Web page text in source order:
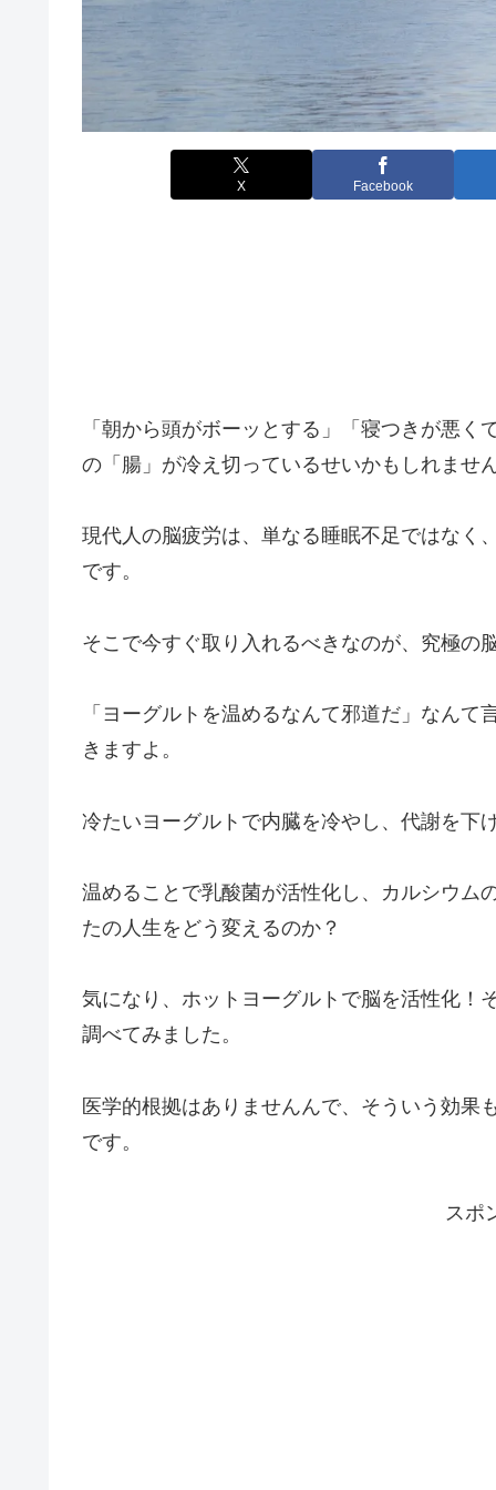
X Facebook
「朝から頭がボーッとする」「寝つきが悪
の「腸」が冷え切っているせいかもしれませ
現代人の脳疲労は、単なる睡眠不足ではなく
です。
そこで今すぐ取り入れるべきなのが、究極の
「ヨーグルトを温めるなんて邪道だ」なん
きますよ。
冷たいヨーグルトで内臓を冷やし、代謝を下
温めることで乳酸菌が活性化し、カルシウム
たの人生をどう変えるのか？
気になり、ホットヨーグルトで脳を活性化！
調べてみました。
医学的根拠はありませんんで、そういう効果
です。
スポ